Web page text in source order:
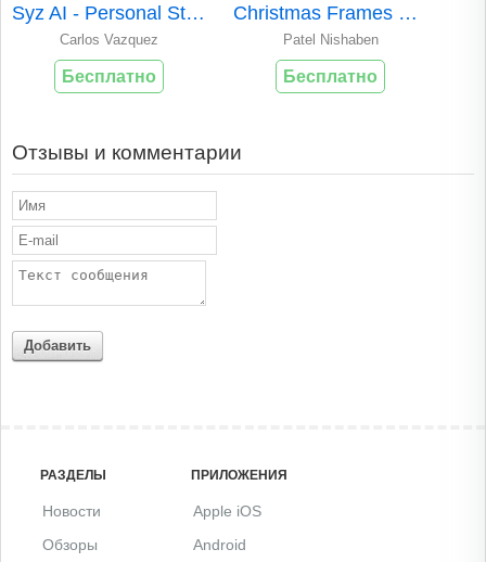
Syz AI - Personal Stylist
Carlos Vazquez
Бесплатно
Christmas Frames & Photo Maker
Patel Nishaben
Бесплатно
Отзывы и комментарии
Добавить
РАЗДЕЛЫ
Новости
Обзоры
ПРИЛОЖЕНИЯ
Apple iOS
Android